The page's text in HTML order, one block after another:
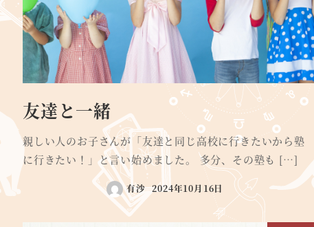
友達と一緒
親しい人のお子さんが「友達と同じ高校に行きたいから塾
に行きたい！」と言い始めました。 多分、その塾も […]
有沙 2024年10月16日